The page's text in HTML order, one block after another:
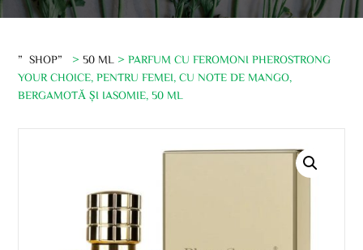
”SHOP” >50 ML
> PARFUM CU FEROMONI PHEROSTRONG
YOUR CHOICE, PENTRU FEMEI, CU NOTE DE MANGO,
BERGAMOTĂ ȘI IASOMIE, 50 ML